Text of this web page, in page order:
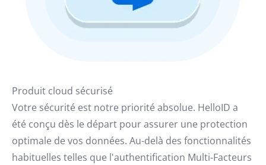
Produit cloud sécurisé
Votre sécurité est notre priorité absolue. HelloID a
été conçu dès le départ pour assurer une protection
optimale de vos données. Au-delà des fonctionnalités
habituelles telles que l'authentification Multi-Facteurs